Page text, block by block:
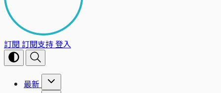
訂閱 訂閱支持登入
最新